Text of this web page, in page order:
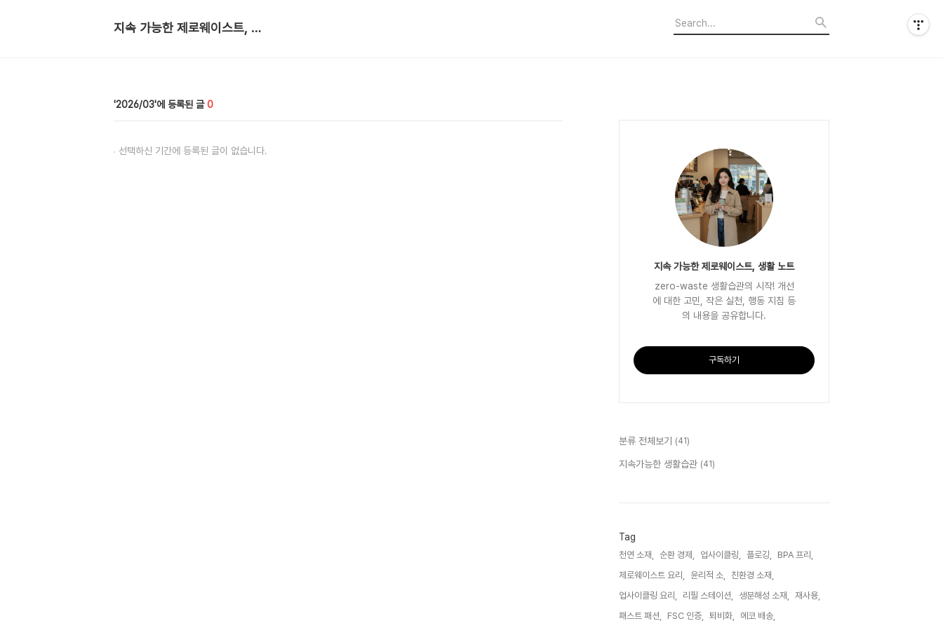
지속 가능한 제로웨이스트, 생활 노트
2026/03 0
선택하신 기간에 등록된 글이 없습니다.
지속 가능한 제로웨이스트, 생활 노트
zero-waste 생활습관의 시작! 개선
에 대한 고민, 작은 실천, 행동 지침 등
의 내용을 공유합니다.
구독하기
분류 전체보기 (41)
지속가능한 생활습관 (41)
Tag
천연 소재, 순환 경제, 업사이클링, 플로깅,
BPA 프리,
제로웨이스트 요리,
윤리적 소,
친환경 소재,
업사이클링 요리,
리필 스테이션, 생분해성 소재,
재사용,
패스트 패션,
FSC 인증, 퇴비화,
에코 배송,